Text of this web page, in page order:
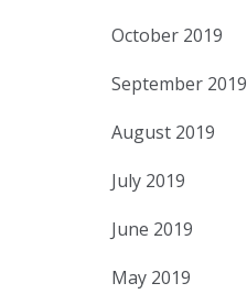
October 2019
September 2019
August 2019
July 2019
June 2019
May 2019